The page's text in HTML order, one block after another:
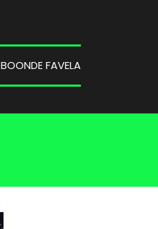
BOONDE FAVELA